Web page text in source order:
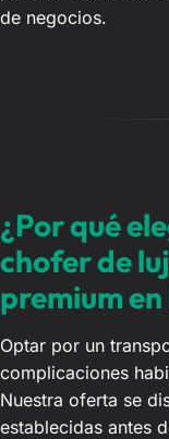
de negocios.
¿Por qué
chofer de
premium
Optar por un
complicaciones
Nuestra oferta se
establecidas antes